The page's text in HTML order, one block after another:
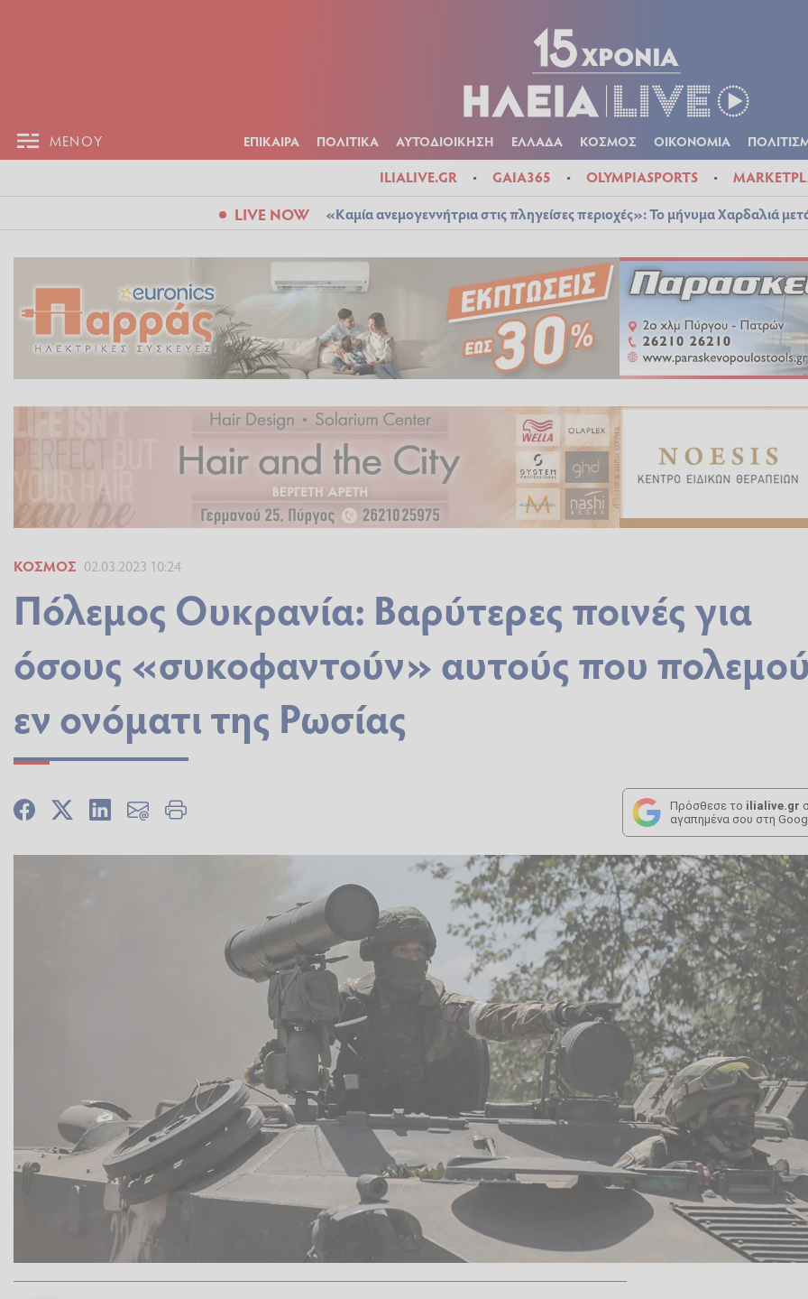
ΜΕΝΟΥ ΕΠΙΚΑΙΡΑ ΠΟΛΙΤΙΚΑ ΑΥΤΟΔΙΟΙΚΗΣΗ ΕΛΛΑΔΑ ΚΟΣΜΟΣ ΟΙΚΟΝΟΜΙΑ
ILIALIVE.GR GAIA365 OLYMPIASPORTS
LIVE NOW «Καμία ανεμογεννήτρια στις πληγείσες περιοχές»: Το μήνυμα Χαρδαλιά
ΚΌΣΜΟΣ 02.03.2023 10:24
Πόλεμος Ουκρανία: Βαρύτερες ποινές για
όσους «συκοφαντούν» αυτούς που
εν ονόματι της Ρωσίας
Πρόσθεσε το ilialive.gr
αγαπημένα σου στη